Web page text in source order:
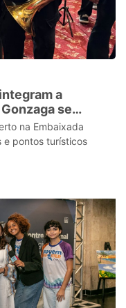
a
se
XIV no Vaticano
na Embaixada
e pontos turísticos